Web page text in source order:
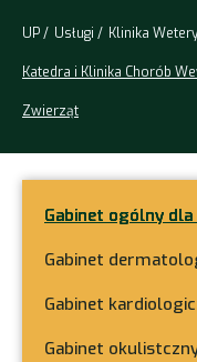
UP Usługi Klinika
Katedra i Klinika Chorób
Zwierząt
Gabinet ogólny
Gabinet
Gabinet
Gabinet